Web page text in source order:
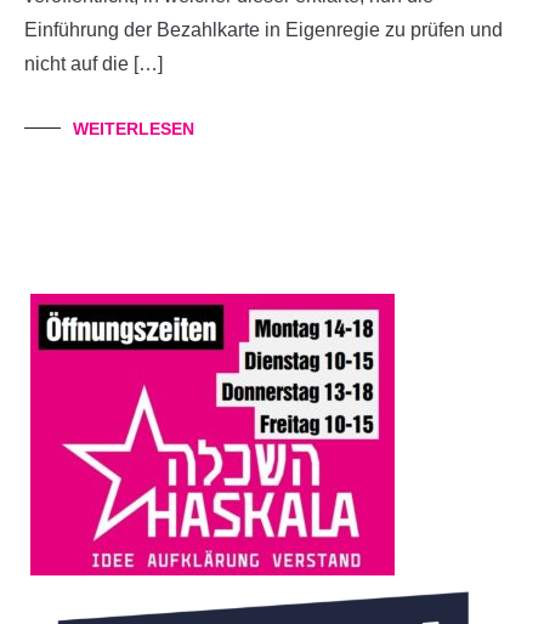
Einführung der Bezahlkarte in Eigenregie zu prüfen und
nicht auf die […]
WEITERLESEN